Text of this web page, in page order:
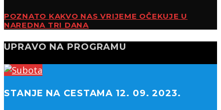
POZNATO KAKVO NAS VRIJEME OČEKUJE U
NAREDNA TRI DANA
UPRAVO NA PROGRAMU
STANJE NA CESTAMA 12. 09. 2023.